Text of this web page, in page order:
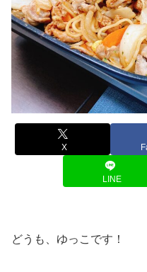
X
LINE
どうも、ゆっこです！